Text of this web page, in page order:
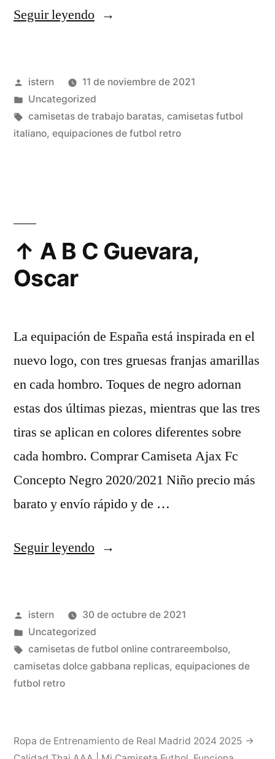
Seguir leyendo«Copa
Fútbol»
Publicado
por
istern
11 de noviembre de 2021
Publicado
en
Uncategorized
Etiquetas:
camisetas de trabajo baratas, camisetas futbol
italiano, equipaciones de futbol retro
↑ A B C Guevara,
Oscar
La equipación de España está inspirada en el
nuevo logo, con tres gruesas franjas amarillas
en cada hombro. Toques de negro adornan
estas dos últimas piezas, mientras que las tres
tiras se aplican en colores diferentes sobre
cada hombro. Comprar Camiseta Ajax Fc
Concepto Negro 2020/2021 Niño precio más
barato y envío rápido y de …
Seguir leyendo«↑
C
Guevara,
Oscar»
Publicado
por
istern
30 de octubre de 2021
Publicado
en
Uncategorized
Etiquetas:
camisetas de futbol online contrareembolso,
camisetas dolce gabbana replicas, equipaciones de
futbol retro
Ropa de Entrenamiento de Real Madrid 2024 2025 →